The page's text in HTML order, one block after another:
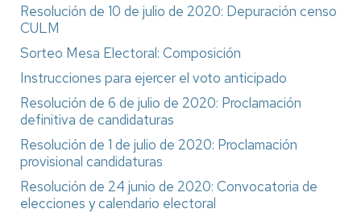
Resolución de 10 de julio de 2020: Depuración censo
CULM
Sorteo Mesa Electoral: Composición
Instrucciones para ejercer el voto anticipado
Resolución de 6 de julio de 2020: Proclamación
definitiva de candidaturas
Resolución de 1 de julio de 2020: Proclamación
provisional candidaturas
Resolución de 24 junio de 2020: Convocatoria de
elecciones y calendario electoral